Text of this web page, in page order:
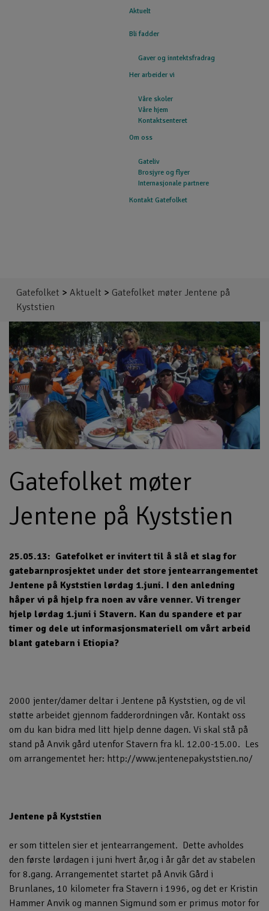
Aktuelt
Bli fadder
Gaver og inntektsfradrag
Her arbeider vi
Våre skoler
Våre hjem
Kontaktsenteret
Om oss
Gateliv
Brosjyre og flyer
Internasjonale partnere
Kontakt Gatefolket
Gatefolket > Aktuelt > Gatefolket møter Jentene på
Kyststien
Gatefolket møter
Jentene på Kyststien
25.05.13: Gatefolket er invitert til å slå et slag for
gatebarnprosjektet under det store jentearrangementet
Jentene på Kyststien lørdag 1.juni. I den anledning
håper vi på hjelp fra noen av våre venner. Vi trenger
hjelp lørdag 1.juni i Stavern. Kan du spandere et par
timer og dele ut informasjonsmateriell om vårt arbeid
blant gatebarn i Etiopia?
2000 jenter/damer deltar i Jentene på Kyststien, og de vil
støtte arbeidet gjennom fadderordningen vår. Kontakt oss
om du kan bidra med litt hjelp denne dagen. Vi skal stå på
stand på Anvik gård utenfor Stavern fra kl. 12.00-15.00. Les
om arrangementet her: http://www.jentenepakyststien.no/
Jentene på Kyststien
er som tittelen sier et jentearrangement. Dette avholdes
den første lørdagen i juni hvert år,og i år går det av stabelen
for 8.gang. Arrangementet startet på Anvik Gård i
Brunlanes, 10 kilometer fra Stavern i 1996, og det er Kristin
Hammer Anvik og mannen Sigmund som er primus motor for